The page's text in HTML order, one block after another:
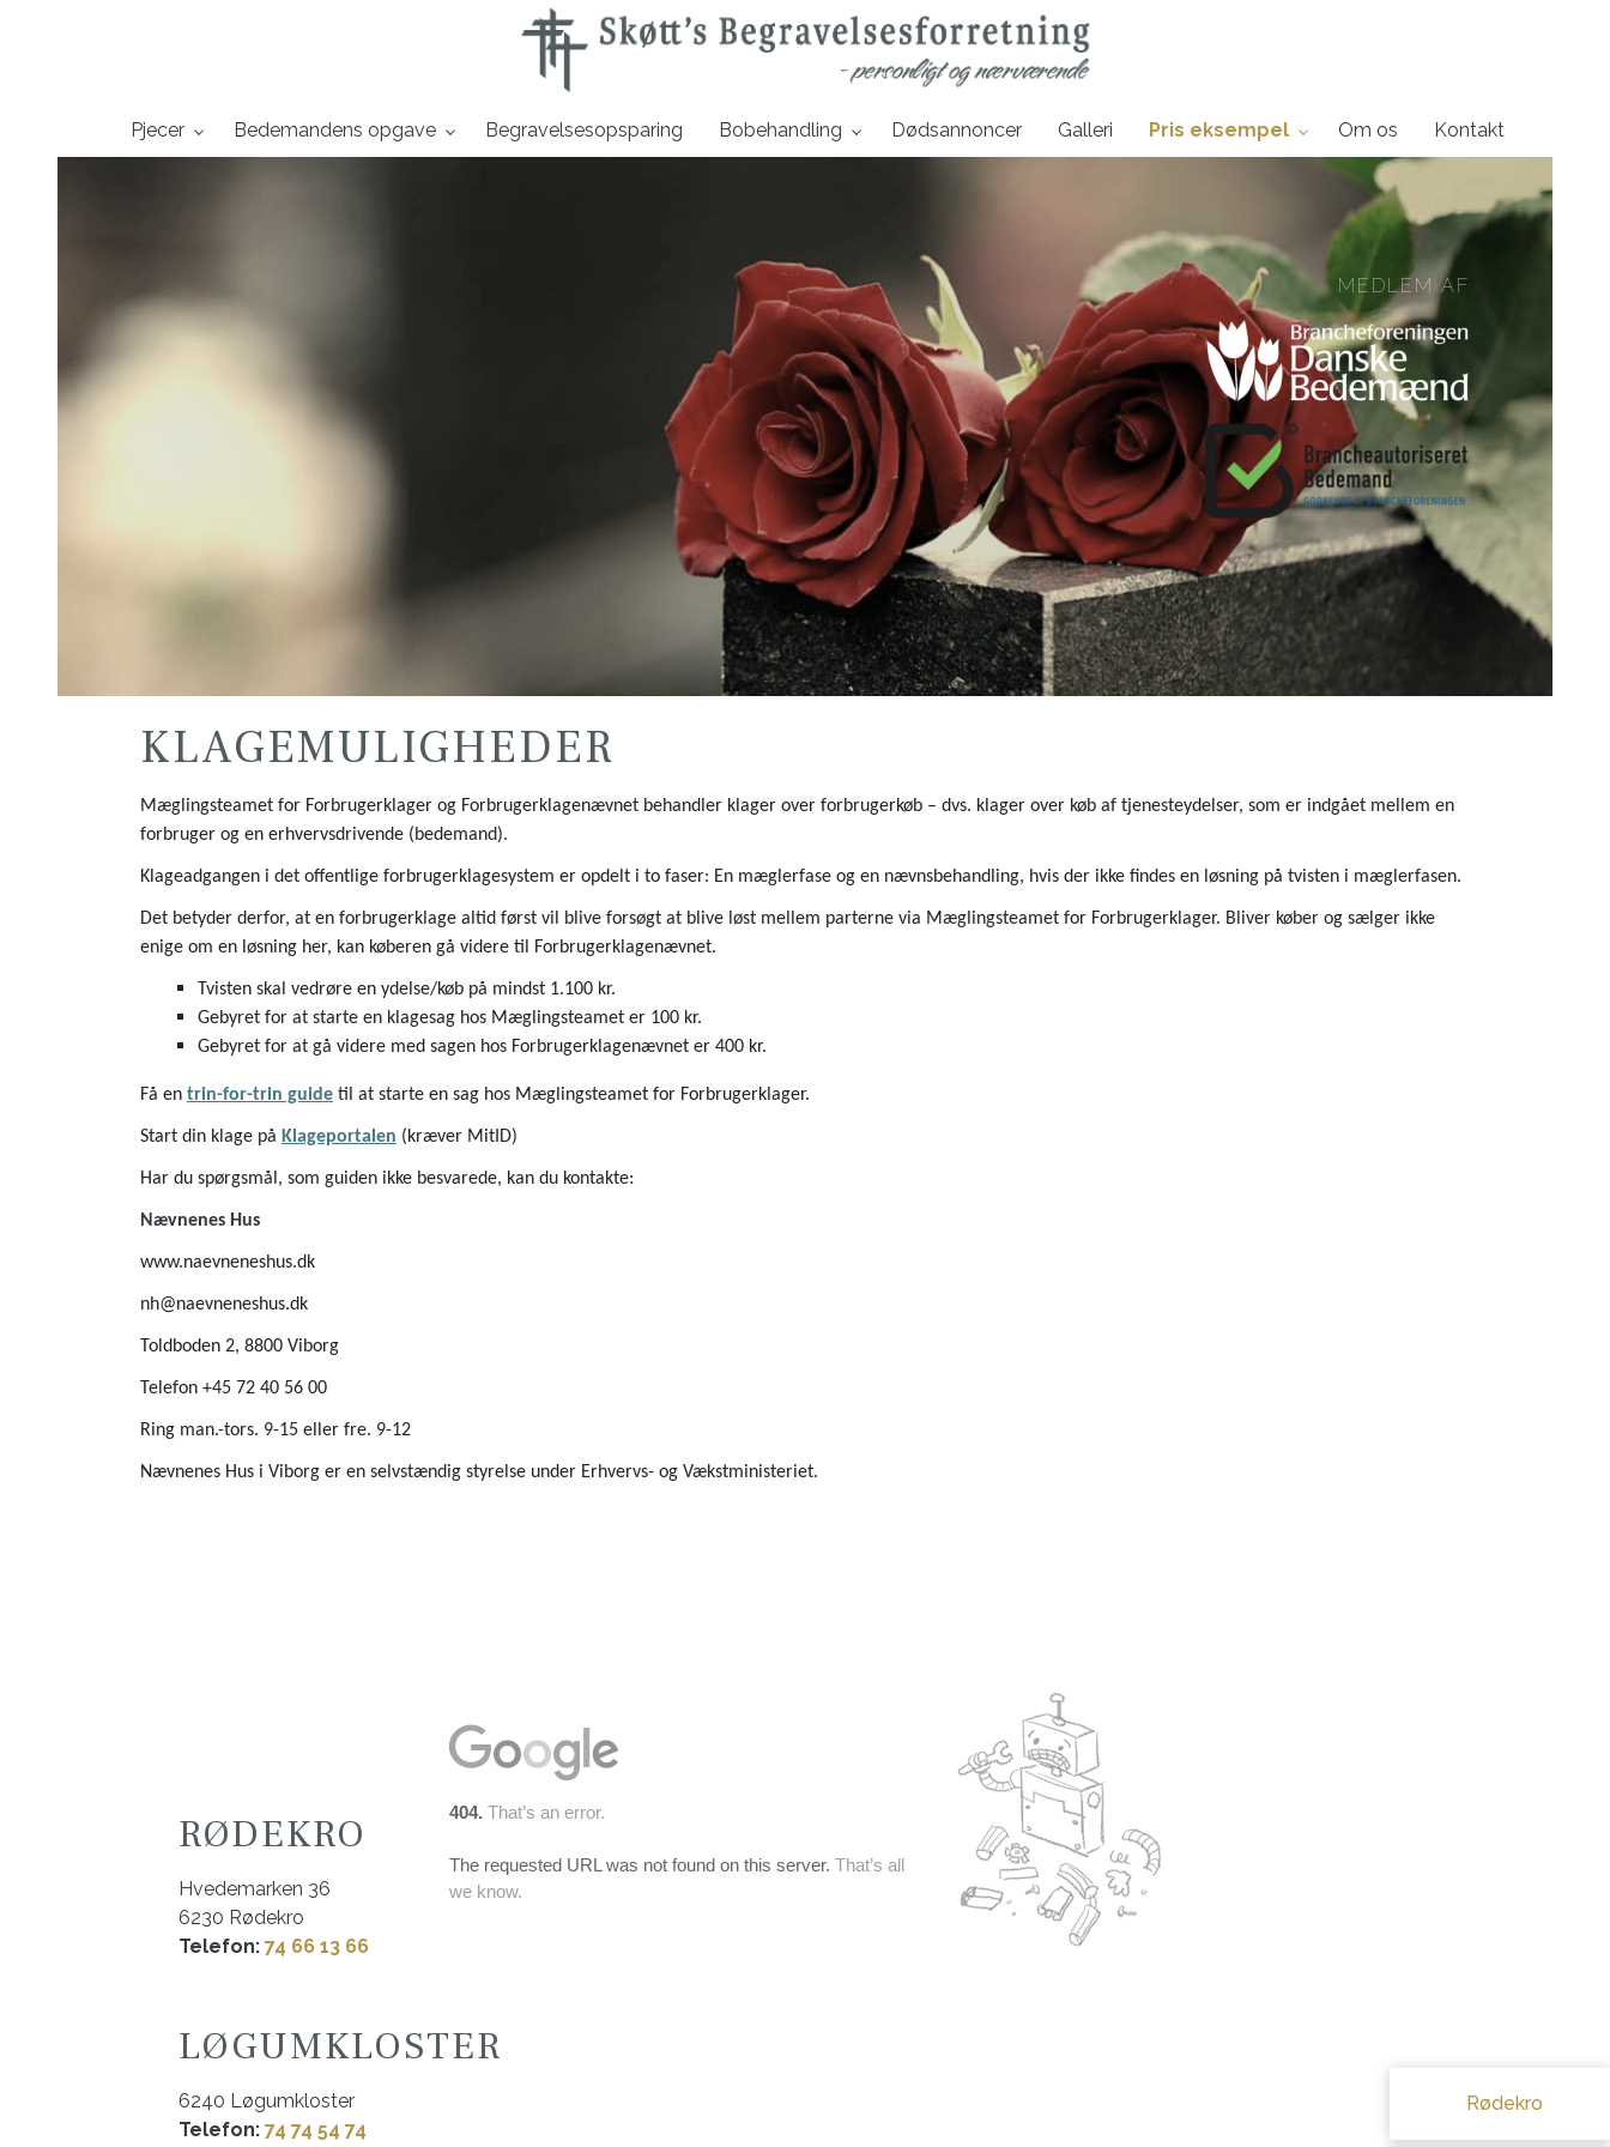
Pjecer Bedemandens opgave​ Begravelsesopsparing​ Bobehandling​ Dødsannoncer Galleri Pris eksempel Om os Kontakt
MEDLEM AF
KLAGEMULIGHEDER
Mæglingsteamet for Forbrugerklager og Forbrugerklagenævnet behandler klager over forbrugerkøb – dvs. klager over køb af tjenesteydelser, som er indgået mellem en
forbruger og en erhvervsdrivende (bedemand).
Klageadgangen i det offentlige forbrugerklagesystem er opdelt i to faser: En mæglerfase og en nævnsbehandling, hvis der ikke findes en løsning på tvisten i mæglerfasen.
Det betyder derfor, at en forbrugerklage altid først vil blive forsøgt at blive løst mellem parterne via Mæglingsteamet for Forbrugerklager. Bliver køber og sælger ikke
enige om en løsning her, kan køberen gå videre til Forbrugerklagenævnet.
Tvisten skal vedrøre en ydelse/køb på mindst 1.100 kr.
Gebyret for at starte en klagesag hos Mæglingsteamet er 100 kr.
Gebyret for at gå videre med sagen hos Forbrugerklagenævnet er 400 kr.
Få en trin-for-trin guide til at starte en sag hos Mæglingsteamet for Forbrugerklager.
Start din klage på Klageportalen (kræver MitID)
Har du spørgsmål, som guiden ikke besvarede, kan du kontakte:
Nævnenes Hus
www.naevneneshus.dk
nh@naevneneshus.dk
Toldboden 2, 8800 Viborg
Telefon +45 72 40 56 00
Ring man.-tors. 9-15 eller fre. 9-12
Nævnenes Hus i Viborg er en selvstændig styrelse under Erhvervs- og Vækstministeriet.
RØDEKRO
Hvedemarken 36
6230 Rødekro
​Telefon: 74 66 13 66
LØGUMKLOSTER
​6240 Løgumkloster
​Telefon: 74 74 54 74
Rødekro